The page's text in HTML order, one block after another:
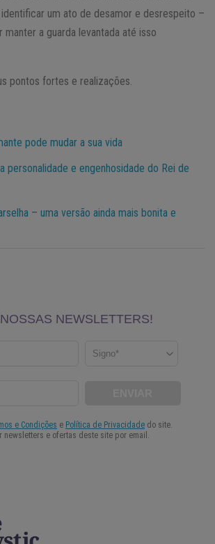
um ato de desamor e desrespeito –
manter a guarda levantada até isso
pontos fortes e realizações.
pode mudar a sua vida
personalidade e engenhosidade do Rei de
– uma versão ainda mais bonita e